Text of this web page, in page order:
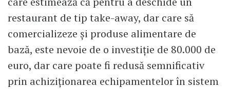
restaurant de tip take-away, dar care să
comercializeze și produse alimentare de
bază, este nevoie de o investiție de 80.000 de
euro, dar care poate fi redusă semnificativ
prin achiziționarea echipamentelor în sistem